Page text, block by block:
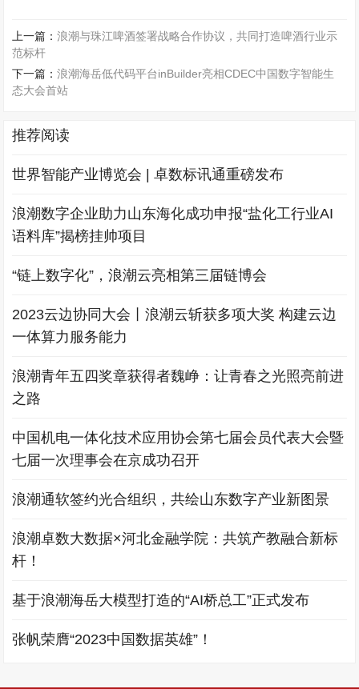
上一篇：浪潮与珠江啤酒签署战略合作协议，共同打造啤酒行业示
范标杆
下一篇：浪潮海岳低代码平台inBuilder亮相CDEC中国数字智能生
态大会首站
推荐阅读
世界智能产业博览会 | 卓数标讯通重磅发布
浪潮数字企业助力山东海化成功申报“盐化工行业AI
语料库”揭榜挂帅项目
“链上数字化”，浪潮云亮相第三届链博会
2023云边协同大会丨浪潮云斩获多项大奖 构建云边
一体算力服务能力
浪潮青年五四奖章获得者魏峥：让青春之光照亮前进
之路
中国机电一体化技术应用协会第七届会员代表大会暨
七届一次理事会在京成功召开
浪潮通软签约光合组织，共绘山东数字产业新图景
浪潮卓数大数据×河北金融学院：共筑产教融合新标
杆！
基于浪潮海岳大模型打造的“AI桥总工”正式发布
张帆荣膺“2023中国数据英雄”！